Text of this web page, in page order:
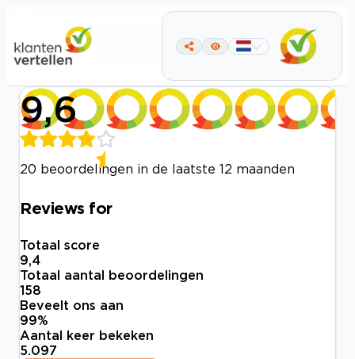
9,6
20 beoordelingen in de laatste 12 maanden
Reviews for
Totaal score
9,4
Totaal aantal beoordelingen
158
Beveelt ons aan
99%
Aantal keer bekeken
5.097